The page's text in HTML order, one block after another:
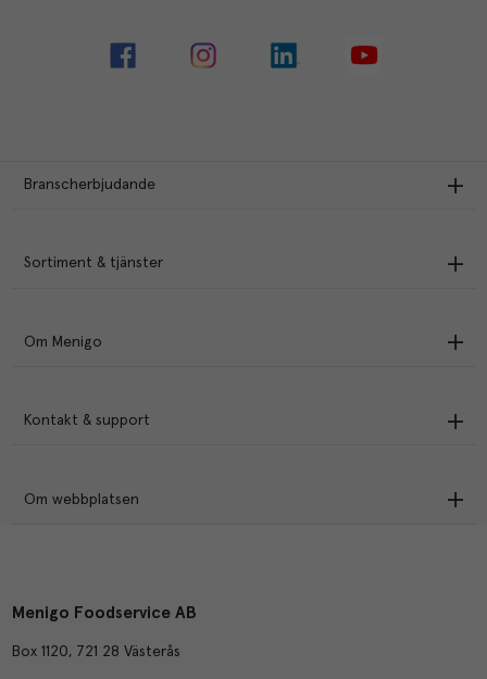
Branscherbjudande
Sortiment & tjänster
Om Menigo
Kontakt & support
Om webbplatsen
Menigo Foodservice AB
Box 1120, 721 28 Västerås